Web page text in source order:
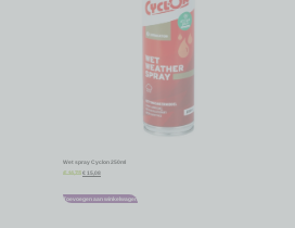
Wet spray Cyclon 250ml
€ 16,75 € 15,08
Toevoegen aan winkelwagen